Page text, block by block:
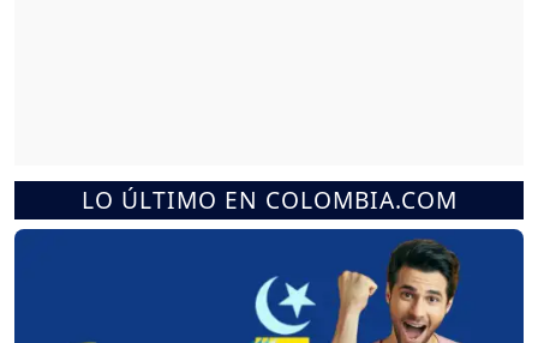
LO ÚLTIMO EN COLOMBIA.COM